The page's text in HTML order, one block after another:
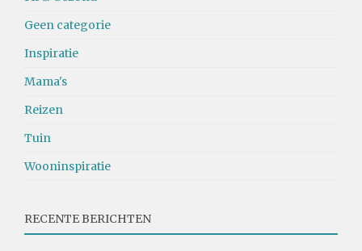
Geen categorie
Inspiratie
Mama's
Reizen
Tuin
Wooninspiratie
RECENTE BERICHTEN